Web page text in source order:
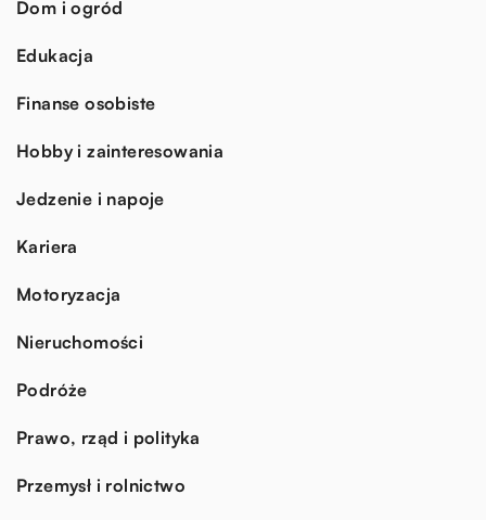
Dom i ogród
Edukacja
Finanse osobiste
Hobby i zainteresowania
Jedzenie i napoje
Kariera
Motoryzacja
Nieruchomości
Podróże
Prawo, rząd i polityka
Przemysł i rolnictwo